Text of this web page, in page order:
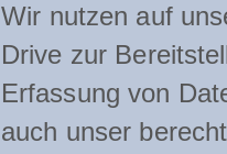
Wir nutzen auf
Drive zur
Erfassung von
auch unser